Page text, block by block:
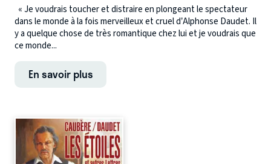
« Je voudrais toucher et distraire en plongeant le spectateur
dans le monde à la fois merveilleux et cruel d’Alphonse Daudet. Il
y a quelque chose de très romantique chez lui et je voudrais que
ce monde...
En savoir plus